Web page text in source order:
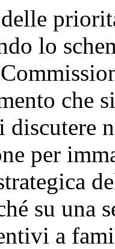
lo
che
discutere
per
su una
a